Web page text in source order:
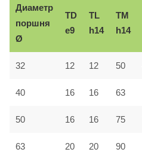
Диаметр
поршня
Ø
TD
e9
TL
h14
TM
h14
32 12 12 50
40 16 16 63
50 16 16 75
63 20 20 90